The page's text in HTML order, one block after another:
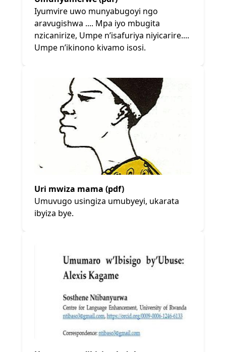
Iyumvire uwo munyabugoyi ngo
aravugishwa .... Mpa iyo mbugita
nzicanirize, Umpe n’isafuriya niyicarire....
Umpe n’ikinono kivamo isosi.
Uri mwiza mama (pdf)
Umuvugo usingiza umubyeyi, ukarata
ibyiza bye.